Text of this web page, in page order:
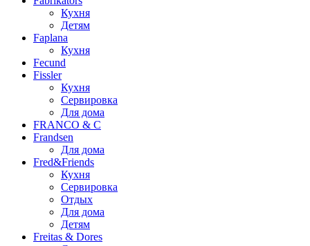
Кухня
Детям
Faplana
Кухня
Fecund
Fissler
Кухня
Сервировка
Для дома
FRANCO & C
Frandsen
Для дома
Fred&Friends
Кухня
Сервировка
Отдых
Для дома
Детям
Freitas & Dores